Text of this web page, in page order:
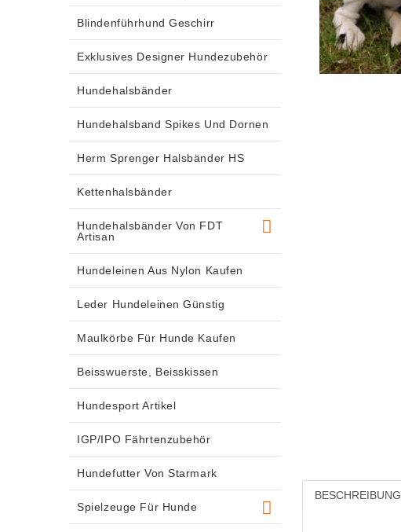
BESCHREIBUNG
Blindenführhund Geschirr
Exklusives Designer Hundezubehör
Hundehalsbänder
Hundehalsband Spikes Und Dornen
Herm Sprenger Halsbänder HS
Kettenhalsbänder
Hundehalsbänder Von FDT
Artisan
Hundeleinen Aus Nylon Kaufen
Leder Hundeleinen Günstig
Maulkörbe Für Hunde Kaufen
Beisswuerste, Beisskissen
Hundesport Artikel
IGP/IPO Fährtenzubehör
Hundefutter Von Starmark
Spielzeuge Für Hunde